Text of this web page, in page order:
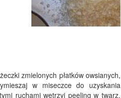
zmielonych płatków owsianych,
w miseczce do uzyskania
ruchami wetrzyj peeling w twarz.